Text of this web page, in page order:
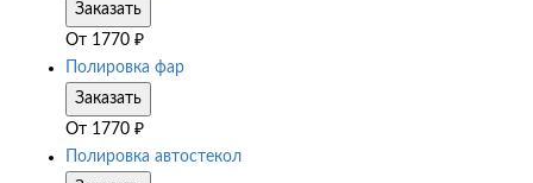
Заказать
От 1770 ₽
Полировка фар
Заказать
От 1770 ₽
Полировка автостекол